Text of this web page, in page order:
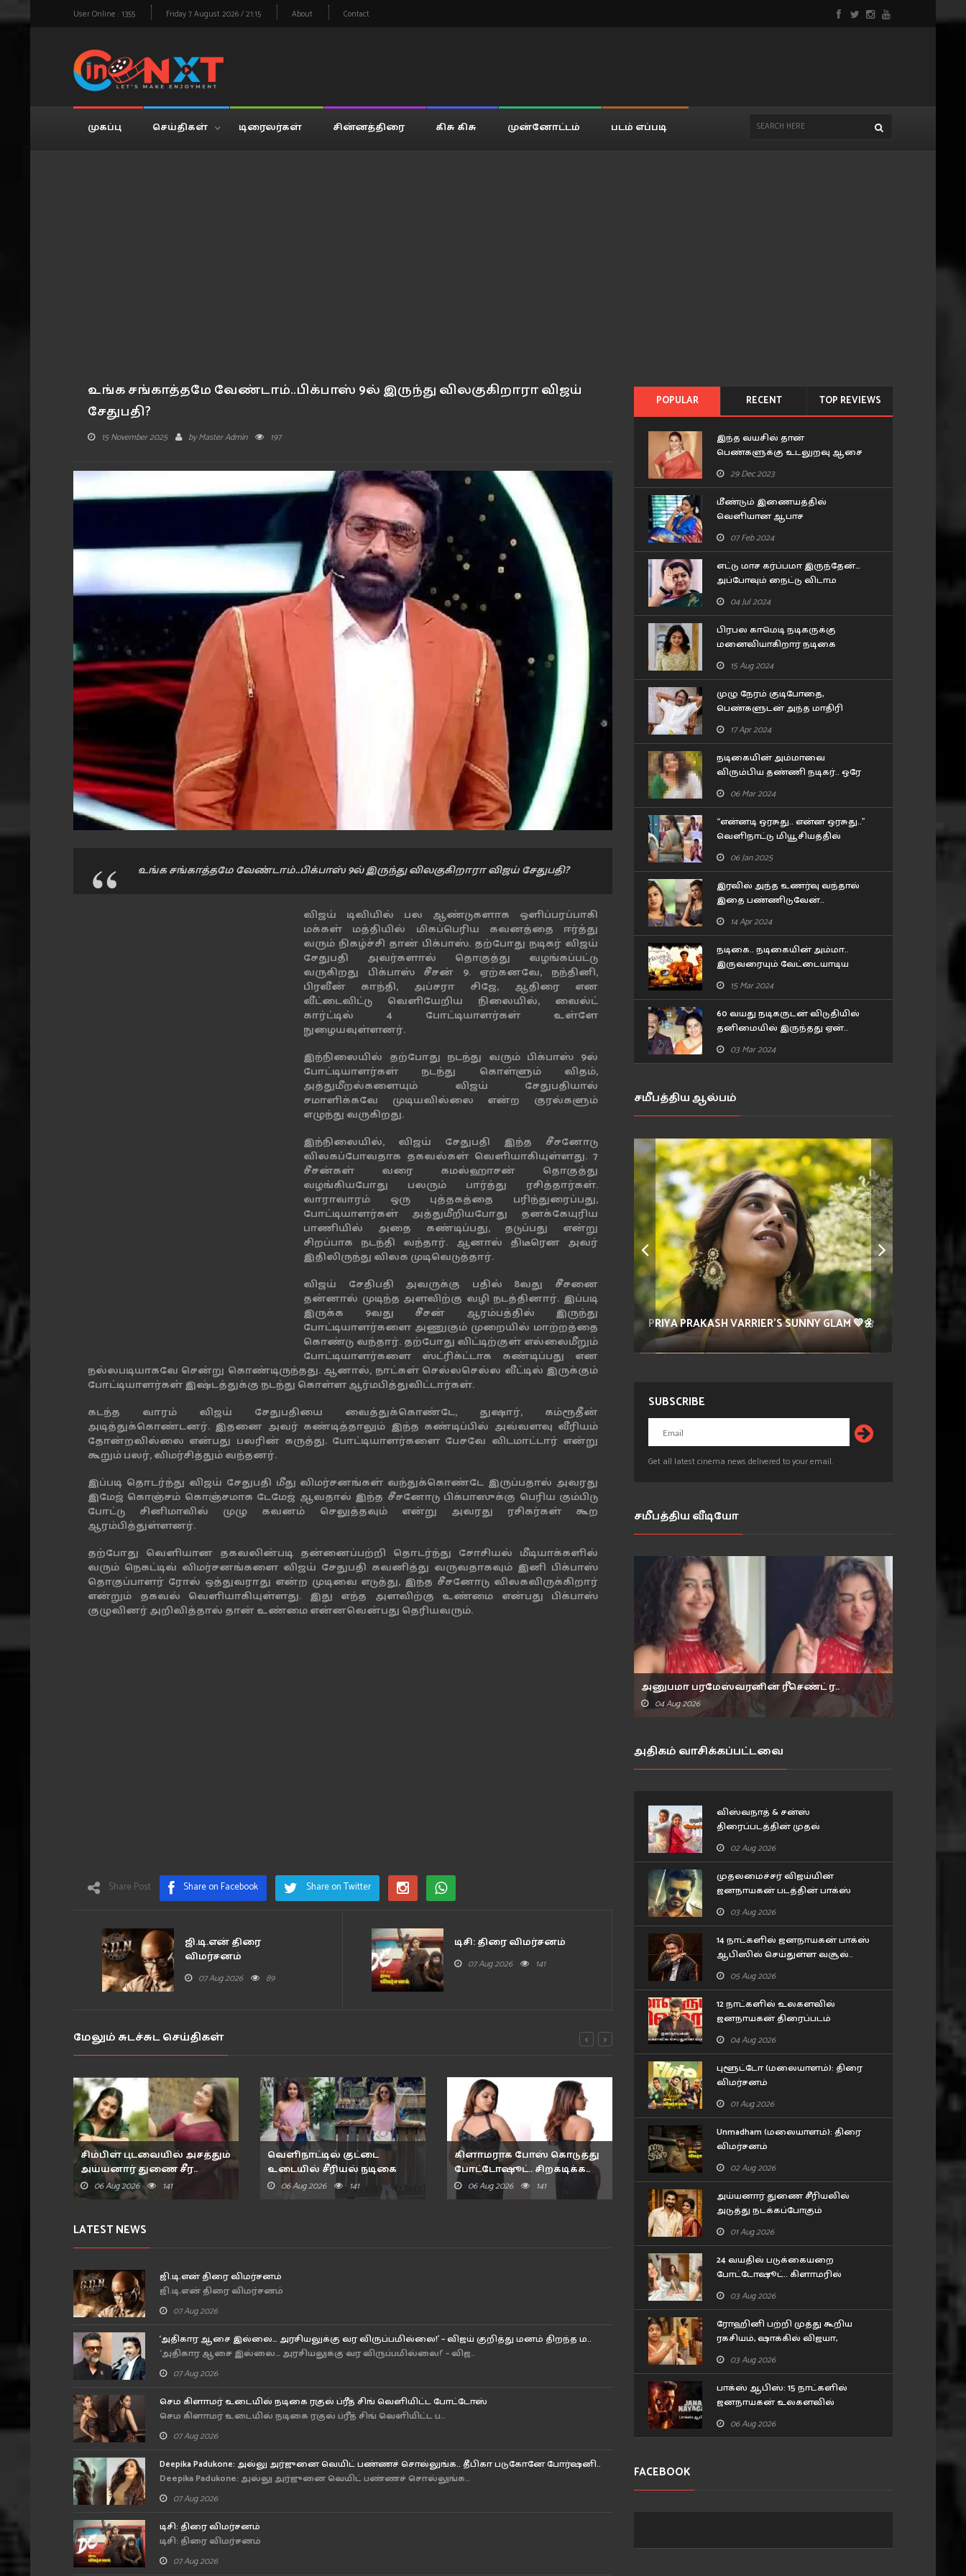
User Online : 1355 Friday 7 August 2026 / 21:15 About Contact
முகப்பு செய்திகள் டிரைலர்கள் சின்னத்திரை கிசு கிசு முன்னோட்டம் படம் எப்படி
உங்க சங்காத்தமே வேண்டாம்..பிக்பாஸ் 9ல் இருந்து விலகுகிறாரா விஜய்
சேதுபதி?
15 November 2025 byMaster Admin 197
உங்க சங்காத்தமே வேண்டாம்..பிக்பாஸ் 9ல் இருந்து விலகுகிறாரா விஜய் சேதுபதி?
விஜய் டிவியில் பல ஆண்டுகளாக ஒளிப்பரப்பாகி
மக்கள் மத்தியில் மிகப்பெரிய கவனத்தை ஈர்த்து
வரும் நிகழ்ச்சி தான் பிக்பாஸ். தற்போது நடிகர் விஜய்
சேதுபதி அவர்களால் தொகுத்து வழங்கப்பட்டு
வருகிறது பிக்பாஸ் சீசன் 9. ஏற்கனவே, நந்தினி,
பிரவீன் காந்தி, அப்சரா சிஜே, ஆதிரை என
வீட்டைவிட்டு வெளியேறிய நிலையில், வைல்ட்
கார்ட்டில் 4 போட்டியாளர்கள் உள்ளே
நுழையவுள்ளனர்.
இந்நிலையில் தற்போது நடந்து வரும் பிக்பாஸ் 9ல்
போட்டியாளர்கள் நடந்து கொள்ளும் விதம்,
அத்துமீறல்களையும் விஜய் சேதுபதியால்
சமாளிக்கவே முடியவில்லை என்ற குரல்களும்
எழுந்து வருகிறது.
இந்நிலையில், விஜய் சேதுபதி இந்த சீசனோடு
விலகப்போவதாக தகவல்கள் வெளியாகியுள்ளது. 7
சீசன்கள் வரை கமல்ஹாசன் தொகுத்து
வழங்கியபோது பலரும் பார்த்து ரசித்தார்கள்.
வாராவாரம் ஒரு புத்தகத்தை பரிந்துரைப்பது,
போட்டியாளர்கள் அத்துமீறியபோது தனக்கேயுரிய
பாணியில் அதை கண்டிப்பது, தடுப்பது என்று
சிறப்பாக நடந்தி வந்தார். ஆனால் திடீரென அவர்
இதிலிருந்து விலக முடிவெடுத்தார்.
விஜய் சேதிபதி அவருக்கு பதில் 8வது சீசனை
தன்னால் முடிந்த அளவிற்கு வழி நடத்தினார். இப்படி
இருக்க 9வது சீசன் ஆரம்பத்தில் இருந்து
போட்டியாளர்களை அணுகும் முறையில் மாற்றத்தை
கொண்டு வந்தார். தற்போது விட்டிற்குள் எல்லைமீறும்
போட்டியாளர்களை ஸ்ட்ரிக்ட்டாக கண்டிப்பது என
நல்லபடியாகவே சென்று கொண்டிருந்தது. ஆனால், நாட்கள் செல்லசெல்ல வீட்டில் இருக்கும்
போட்டியாளர்கள் இஷ்டத்துக்கு நடந்து கொள்ள ஆர்மபித்துவிட்டார்கள்.
கடந்த வாரம் விஜய் சேதுபதியை வைத்துக்கொண்டே, துஷார், கம்ரூதீன்
அடித்துக்கொண்டனர். இதனை அவர் கண்டித்தாலும் இந்த கண்டிப்பில் அவ்வளவு வீரியம்
தோன்றவில்லை என்பது பலரின் கருத்து. போட்டியாளர்களை பேசவே விடமாட்டார் என்று
கூறும் பலர், விமர்சித்தும் வந்தனர்.
இப்படி தொடர்ந்து விஜய் சேதுபதி மீது விமர்சனங்கள் வந்துக்கொண்டே இருப்பதால் அவரது
இமேஜ் கொஞ்சம் கொஞ்சமாக டேமேஜ் ஆவதால் இந்த சீசனோடு பிக்பாஸுக்கு பெரிய கும்பிடு
போட்டு சினிமாவில் முழு கவனம் செலுத்தவும் என்று அவரது ரசிகர்கள் கூற
ஆரம்பித்துள்ளனர்.
தற்போது வெளியான தகவலின்படி தன்னைப்பற்றி தொடர்ந்து சோசியல் மீடியாக்களில்
வரும் நெகட்டிவ் விமர்சனங்களை விஜய் சேதுபதி கவனித்து வருவதாகவும் இனி பிக்பாஸ்
தொகுப்பாளர் ரோல் ஒத்துவராது என்ற முடிவை எடுத்து, இந்த சீசனோடு விலகவிருக்கிறார்
என்றும் தகவல் வெளியாகியுள்ளது. இது எந்த அளவிற்கு உண்மை என்பது பிக்பாஸ்
குழுவினர் அறிவித்தால் தான் உண்மை என்னவென்பது தெரியவரும்.
Share Post Share on Facebook Share on Twitter
ஜி.டி.என் திரை
விமர்சனம்
07 Aug 2026 89
டிசி: திரை விமர்சனம்
07 Aug 2026 141
மேலும் சுடச்சுட செய்திகள்
சிம்பிள் புடவையில் அசத்தும்
அய்யனார் துணை சீர..
06 Aug 2026 141
வெளிநாட்டில் குட்டை
உடையில் சீரியல் நடிகை
ஜனன..
06 Aug 2026 141
கிளாமராக போஸ் கொடுத்து
போட்டோஷூட்.. சிறகடிக்க..
06 Aug 2026 141
இலங்கையில் ஜாலி
பண்ணும் நடிகை தர்ஷனா
ஸ்ரீபால்..
05 Aug 2026 141 05 Aug 2026
LATEST NEWS
ஜி.டி.என் திரை விமர்சனம்
ஜி.டி.என் திரை விமர்சனம்
07 Aug 2026
‘அதிகார ஆசை இல்லை… அரசியலுக்கு வர விருப்பமில்லை!’ – விஜய் குறித்து மனம் திறந்த ம..
‘அதிகார ஆசை இல்லை… அரசியலுக்கு வர விருப்பமில்லை!’ – விஜ..
07 Aug 2026
செம கிளாமர் உடையில் நடிகை ரகுல் ப்ரீத் சிங் வெளியிட்ட போட்டோஸ்
செம கிளாமர் உடையில் நடிகை ரகுல் ப்ரீத் சிங் வெளியிட்ட ப..
07 Aug 2026
Deepika Padukone: அல்லு அர்ஜுனை வெயிட் பண்ணச் சொல்லுங்க.. தீபிகா படுகோனே போர்ஷனி..
Deepika Padukone: அல்லு அர்ஜுனை வெயிட் பண்ணச் சொல்லுங்க..
07 Aug 2026
டிசி: திரை விமர்சனம்
டிசி: திரை விமர்சனம்
07 Aug 2026
POPULAR RECENT TOP REVIEWS
இந்த வயசில் தான்
பெண்களுக்கு உடலுறவு ஆசை
அதிகம் இருக்கும்.. கூச்சமின்றி
கூறிய வித்யா பாலன்..!
29 Dec 2023
மீண்டும் இணையத்தில்
வெளியான ஆபாச
புகைப்படங்கள்.. சீரியல் நடிகை
பிரவீனா செய்த சம்பவம்..!
07 Feb 2024
எட்டு மாச கர்ப்பமா இருந்தேன்…
அப்போவும் நைட்டு விடாம
டார்ச்சர் பண்ணாரு.. ரகசியம்
உடைத்த குஷ்பூ..!
04 Jul 2024
பிரபல காமெடி நடிகருக்கு
மனைவியாகிறார் நடிகை
லட்சுமி மேனன்..! யாருன்னு
பாருங்க..!
15 Aug 2024
முழு நேரம் குடிபோதை,
பெண்களுடன் அந்த மாதிரி
பழக்கம்.. 80 வயது இயக்குனர்
பாரதிராஜா செய்த காரியம்!!
17 Apr 2024
நடிகையின் அம்மாவை
விரும்பிய தண்ணி நடிகர்.. ஒரே
போன் காலில் இறங்கி வந்த 57
வயசு தேர் நடிகை..
06 Mar 2024
“என்னடி ஒரசுது.. என்ன ஒரசுது..”
வெளிநாட்டு மியூசியத்தில்
பிரியா பவானி சங்கர் செய்த
கன்றாவி..!
06 Jan 2025
இரவில் அந்த உணர்வு வந்தால்
இதை பண்ணிடுவேன்..
கூச்சமின்றி கூறிய நடிகை
சோனா..!
14 Apr 2024
நடிகை.. நடிகையின் அம்மா..
இருவரையும் வேட்டையாடிய
அங்காடித்தெரு நடிகர்.. ரகசியம்
உடைத்த பிரபல நடிகர்!
15 Mar 2024
60 வயது நடிகருடன் விடுதியில்
தனிமையில் இருந்தது ஏன்..
உண்மையை கூறிய 43 வயது
நடிகை..
03 Mar 2024
சமீபத்திய ஆல்பம்
PRIYA PRAKASH VARRIER'S SUNNY GLAM 💛🌼
SUBSCRIBE
Get all latest cinema news delivered to your email.
சமீபத்திய வீடியோ
அனுபமா பரமேஸ்வரனின் ரீசெண்ட் ர..
04 Aug 2026
அதிகம் வாசிக்கப்பட்டவை
விஸ்வநாத் & சன்ஸ்
திரைப்படத்தின் முதல்
விமர்சனம்..
02 Aug 2026
முதலமைச்சர் விஜய்யின்
ஜனநாயகன் படத்தின் பாக்ஸ்
ஆபிஸ் வசூல்.. 11 நாட்கள்
விவரம்
03 Aug 2026
14 நாட்களில் ஜனநாயகன் பாக்ஸ்
ஆபிஸில் செய்துள்ள வசூல்..
புதிய சாதனை படைத்த விஜய்
05 Aug 2026
12 நாட்களில் உலகளவில்
ஜனநாயகன் திரைப்படம்
செய்துள்ள வசூல்..
04 Aug 2026
புளூட்டோ (மலையாளம்): திரை
விமர்சனம்
01 Aug 2026
Unmadham (மலையாளம்): திரை
விமர்சனம்
02 Aug 2026
அய்யனார் துணை சீரியலில்
அடுத்து நடக்கப்போகும்
திருமணம்.. ரசிகர்களுக்கு
சர்ப்ரைஸ்
01 Aug 2026
24 வயதில் படுக்கையறை
போட்டோஷூட்.. கிளாமரில்
மிரட்டும் 'பாபநாசம்' பாப்பா
எஸ்தர் அனில்!
03 Aug 2026
ரோஹினி பற்றி முத்து கூறிய
ரகசியம், ஷாக்கில் விஜயா,
மனோஜ்... சிறகடிக்க ஆசை
சீரியல் எபிசோட்
03 Aug 2026
பாக்ஸ் ஆபிஸ்: 15 நாட்களில்
ஜனநாயகன் உலகளவில்
செய்துள்ள வசூல்..
06 Aug 2026
FACEBOOK